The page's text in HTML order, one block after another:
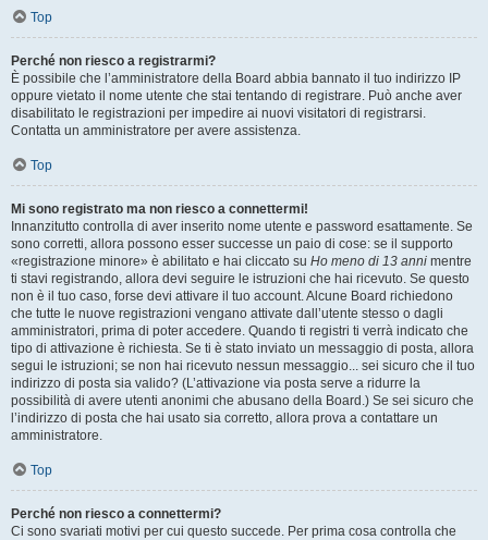
Top
Perché non riesco a registrarmi?
È possibile che l’amministratore della Board abbia bannato il tuo indirizzo IP
oppure vietato il nome utente che stai tentando di registrare. Può anche aver
disabilitato le registrazioni per impedire ai nuovi visitatori di registrarsi.
Contatta un amministratore per avere assistenza.
Top
Mi sono registrato ma non riesco a connettermi!
Innanzitutto controlla di aver inserito nome utente e password esattamente. Se
sono corretti, allora possono esser successe un paio di cose: se il supporto
«registrazione minore» è abilitato e hai cliccato su Ho meno di 13 anni mentre
ti stavi registrando, allora devi seguire le istruzioni che hai ricevuto. Se questo
non è il tuo caso, forse devi attivare il tuo account. Alcune Board richiedono
che tutte le nuove registrazioni vengano attivate dall’utente stesso o dagli
amministratori, prima di poter accedere. Quando ti registri ti verrà indicato che
tipo di attivazione è richiesta. Se ti è stato inviato un messaggio di posta, allora
segui le istruzioni; se non hai ricevuto nessun messaggio... sei sicuro che il tuo
indirizzo di posta sia valido? (L’attivazione via posta serve a ridurre la
possibilità di avere utenti anonimi che abusano della Board.) Se sei sicuro che
l’indirizzo di posta che hai usato sia corretto, allora prova a contattare un
amministratore.
Top
Perché non riesco a connettermi?
Ci sono svariati motivi per cui questo succede. Per prima cosa controlla che